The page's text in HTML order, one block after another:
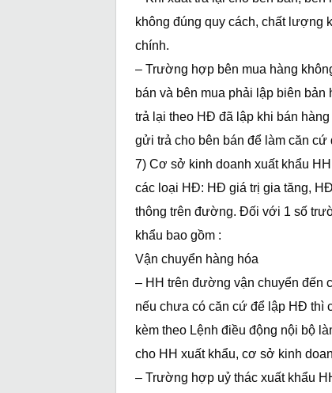
không đúng quy cách, chất lượng
chính.
– Trường hợp bên mua hàng
bán và bên mua phải lập biên
trả lại theo HĐ đã lập khi bán
gửi trả cho bên bán để làm căn
7) Cơ sở kinh doanh xuất khẩu
các loại HĐ: HĐ giá trị gia tăng,
thông trên đường. Đối với 1 số
khẩu bao gồm :
Vận chuyển hàng hóa
– HH trên đường vận chuyển đến
nếu chưa có căn cứ để lập HĐ thì
kèm theo Lệnh điều động nội bộ
cho HH xuất khẩu, cơ sở kinh
– Trường hợp uỷ thác xuất khẩu